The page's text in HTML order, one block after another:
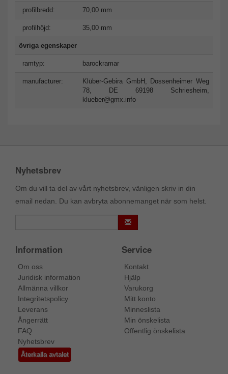
profilbredd: 70,00 mm
profilhöjd: 35,00 mm
övriga egenskaper
ramtyp: barockramar
manufacturer:
Klüber-Gebira GmbH, Dossenheimer Weg
78, DE 69198 Schriesheim,
klueber@gmx.info
Nyhetsbrev
Om du vill ta del av vårt nyhetsbrev, vänligen skriv in din
email nedan. Du kan avbryta abonnemanget när som helst.
Information
Om oss
Juridisk information
Allmänna villkor
Integritetspolicy
Leverans
Ångerrätt
FAQ
Nyhetsbrev
Återkalla avtalet
Service
Kontakt
Hjälp
Varukorg
Mitt konto
Minneslista
Min önskelista
Offentlig önskelista